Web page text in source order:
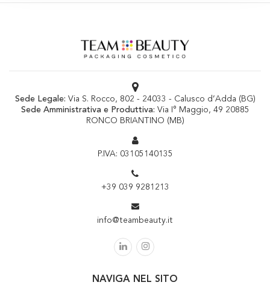
Sede Legale: Via S. Rocco, 802 - 24033 - Calusco d’Adda (BG)
Sede Amministrativa e Produttiva: Via I° Maggio, 49 20885
RONCO BRIANTINO (MB)
P.IVA: 03105140135
+39 039 9281213
info@teambeauty.it
NAVIGA NEL SITO